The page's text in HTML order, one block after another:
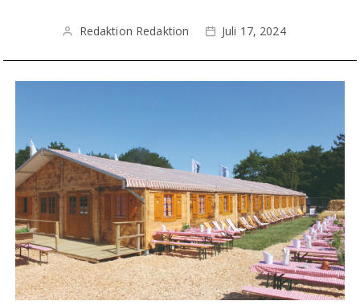
Redaktion Redaktion Juli 17, 2024